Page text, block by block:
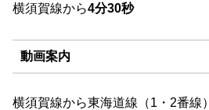
横須賀線から4分30秒
動画案内
横須賀線から東海道線（1・2番線）